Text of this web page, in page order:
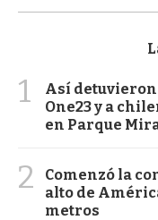
1
Así
One23 y a
en Parque
2
Comenzó la
alto de
metros